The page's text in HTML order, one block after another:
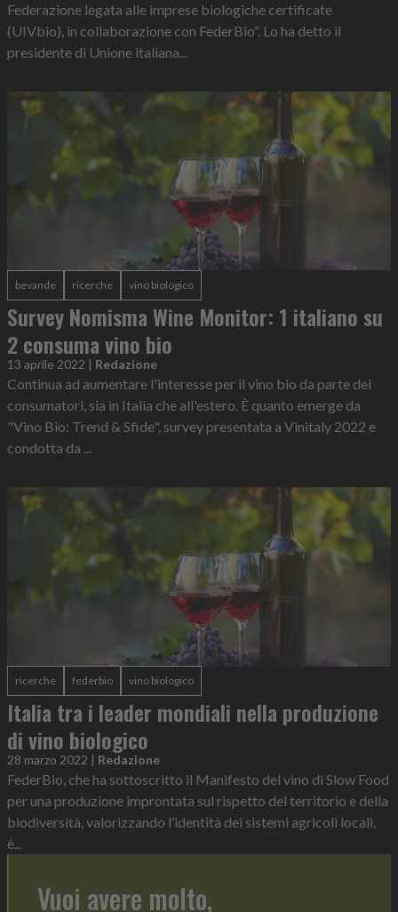
Federazione legata alle imprese biologiche certificate
(UIVbio), in collaborazione con FederBio”. Lo ha detto il
presidente di Unione italiana...
bevande ricerche vino biologico
Survey Nomisma Wine Monitor: 1 italiano su
2 consuma vino bio
13 aprile 2022 | Redazione
Continua ad aumentare l'interesse per il vino bio da parte dei
consumatori, sia in Italia che all'estero. È quanto emerge da
"Vino Bio: Trend & Sfide", survey presentata a Vinitaly 2022 e
condotta da ...
ricerche federbio vino biologico
Italia tra i leader mondiali nella produzione
di vino biologico
28 marzo 2022 Redazione
FederBio, che ha sottoscritto il Manifesto del vino di Slow Food
per una produzione improntata sul rispetto del territorio e della
biodiversità, valorizzando l’identità dei sistemi agricoli locali,
è...
Vuoi avere molto,